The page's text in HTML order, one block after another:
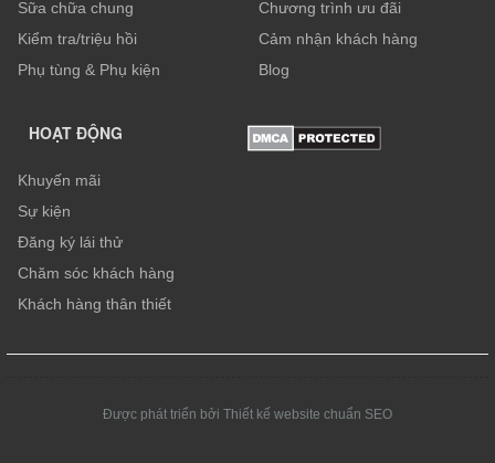
Sữa chữa chung
Kiểm tra/triệu hồi
Phụ tùng & Phụ kiện
Chương trình ưu đãi
Cảm nhận khách hàng
Blog
HOẠT ĐỘNG
Khuyến mãi
Sự kiện
Đăng ký lái thử
Chăm sóc khách hàng
Khách hàng thân thiết
Được phát triển bởi Thiết kế website chuẩn SEO